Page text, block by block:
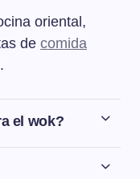
oriental,
de comida
el wok?
en bastoncitos
parecido para